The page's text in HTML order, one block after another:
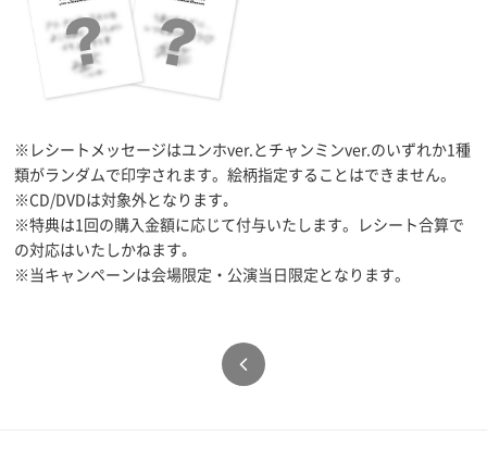
※レシートメッセージはユンホver.とチャンミンver.のいずれか1種
類がランダムで印字されます。絵柄指定することはできません。
※CD/DVDは対象外となります｡
※特典は1回の購入金額に応じて付与いたします。レシート合算で
の対応はいたしかねます｡
※当キャンペーンは会場限定・公演当日限定となります。